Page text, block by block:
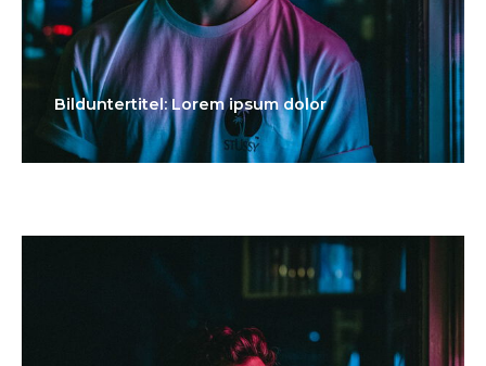
Bilduntertitel: Lorem ipsum dolor